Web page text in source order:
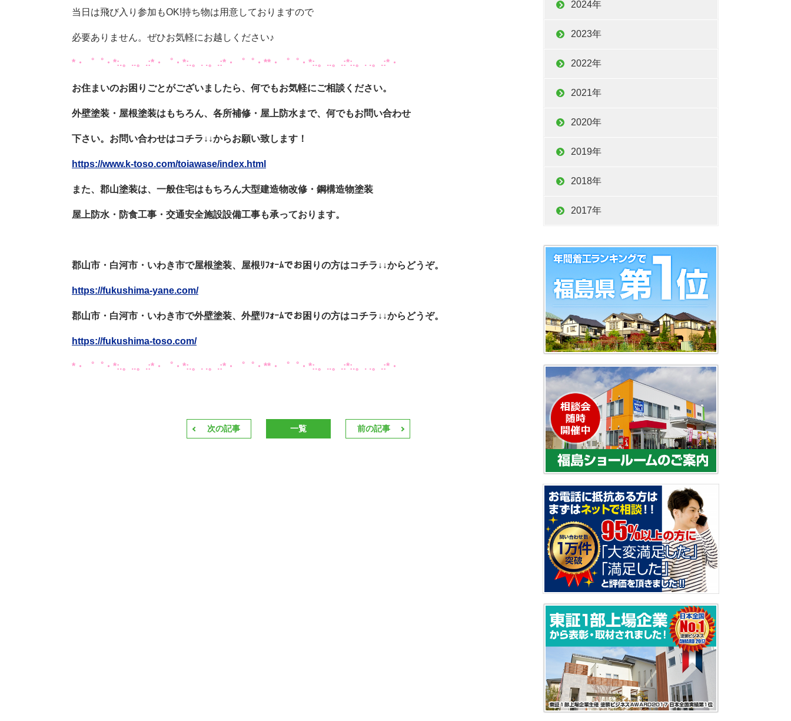
当日は飛び入り参加もOK!持ち物は用意しておりますので
必要ありません。ぜひお気軽にお越しください♪
*・゜゜・*:.。..。.:*・゜・*:.。. .。.:*・゜゜・**・゜゜・*:.。..。.:*:.。. .。.:*・
お住まいのお困りごとがございましたら、何でもお気軽にご相談ください。
外壁塗装・屋根塗装はもちろん、各所補修・屋上防水まで、何でもお問い合わせ
下さい。お問い合わせはコチラ ↓↓からお願い致します！
https://www.k-toso.com/toiawase/index.html
また、郡山塗装は、一般住宅はもちろん大型建造物改修・鋼構造物塗装
屋上防水・防食工事・交通安全施設設備工事も承っております。
郡山市・白河市・いわき市で屋根塗装、屋根ﾘﾌｫｰﾑでお困りの方はコチラ↓↓からどうぞ。
https://fukushima-yane.com/
郡山市・白河市・いわき市で外壁塗装、外壁ﾘﾌｫｰﾑでお困りの方はコチラ↓↓からどうぞ。
https://fukushima-toso.com/
*・゜゜・*:.。..。.:*・゜・*:.。. .。.:*・゜゜・**・゜゜・*:.。..。.:*:.。. .。.:*・
次の記事 一覧 前の記事
2024年
2023年
2022年
2021年
2020年
2019年
2018年
2017年